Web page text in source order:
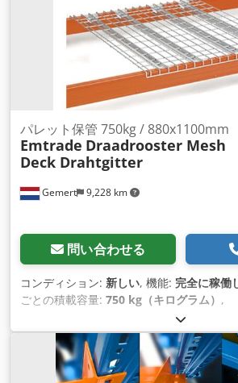
Gemert 9,228 km
パレット保管 750kg / 880x1100mm
Emtrade Draadrooster Mesh
Deck Drahtgitter
問い合わせる
コンディション: 新しい, 機能: 完全に稼働
ごとの積載容量: 750 kg（キログラム） ,